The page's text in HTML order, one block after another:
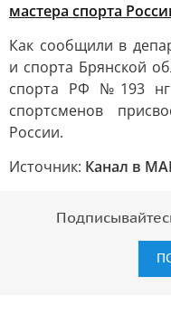
мастера спорта
Как сообщили в
и спорта Брянской
спорта РФ №193
спортсменов
России.
Источник: Канал в